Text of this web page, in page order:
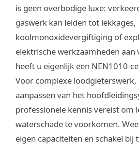
is geen overbodige luxe:
gaswerk kan leiden tot lekkages,
koolmonoxidevergiftiging of
elektrische werkzaamheden aan
heeft u eigenlijk een NEN1010-
Voor complexe loodgieterswerk,
aanpassen van het
professionele kennis vereist om
waterschade te voorkomen.
eigen capaciteiten en schakel bij